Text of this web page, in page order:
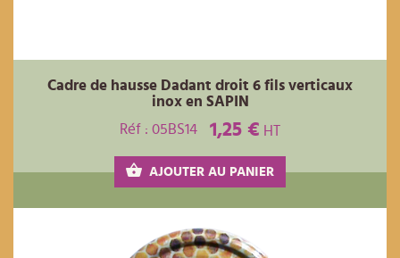
Cadre de hausse Dadant droit 6 fils verticaux
inox en SAPIN
Réf : 05BS14
1,25 € HT
AJOUTER AU PANIER